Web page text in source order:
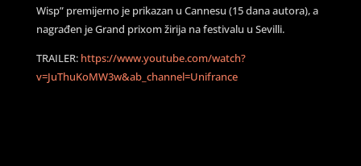
Wisp” premijerno je prikazan u Cannesu (15 dana autora), a
nagrađen je Grand prixom žirija na festivalu u Sevilli.
TRAILER: https://www.youtube.com/watch?
v=JuThuKoMW3w&ab_channel=Unifrance